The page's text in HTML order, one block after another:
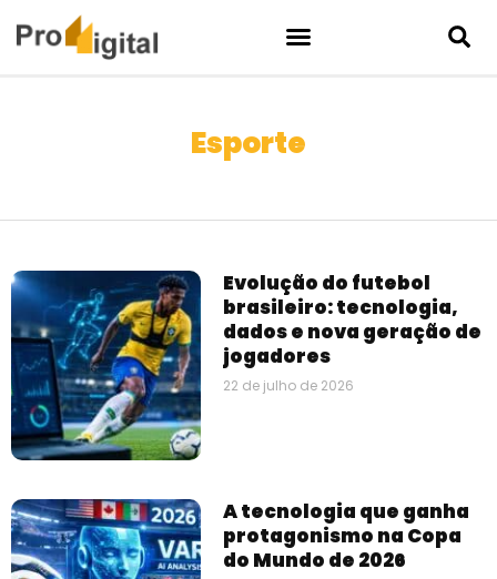
Esporte
Evolução do futebol
brasileiro: tecnologia,
dados e nova geração de
jogadores
22 de julho de 2026
A tecnologia que ganha
protagonismo na Copa
do Mundo de 2026